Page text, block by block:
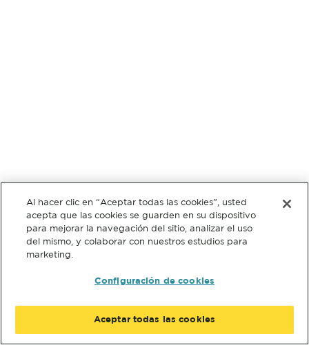
Al hacer clic en “Aceptar todas las cookies”, usted
acepta que las cookies se guarden en su dispositivo
para mejorar la navegación del sitio, analizar el uso
del mismo, y colaborar con nuestros estudios para
marketing.
Configuración de cookies
Aceptar todas las cookies